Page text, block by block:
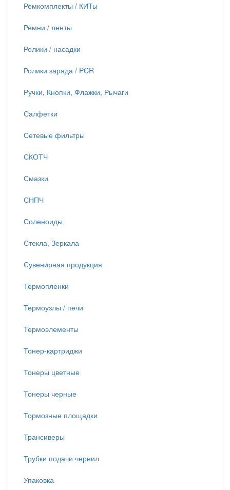
Ремкомплекты / КИТы
Ремни / ленты
Ролики / насадки
Ролики заряда / PCR
Ручки, Кнопки, Флажки, Рычаги
Салфетки
Сетевые фильтры
СКОТЧ
Смазки
СНПЧ
Соленоиды
Стекла, Зеркала
Сувенирная продукция
Термопленки
Термоузлы / печи
Термоэлементы
Тонер-картриджи
Тонеры цветные
Тонеры черные
Тормозные площадки
Трансиверы
Трубки подачи чернил
Упаковка